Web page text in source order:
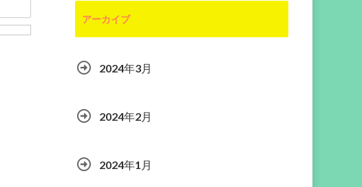
アーカイブ
2024年3月
2024年2月
2024年1月